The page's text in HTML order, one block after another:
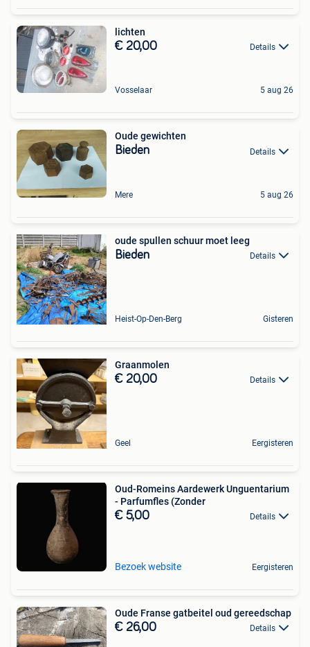
lichten
€ 20,00 Details
Vosselaar 5 aug 26
Oude gewichten
Bieden Details
Mere 5 aug 26
oude spullen schuur moet leeg
Bieden Details
Heist-Op-Den-Berg Gisteren
Graanmolen
€ 20,00 Details
Geel Eergisteren
Oud-Romeins Aardewerk Unguentarium
- Parfumfles (Zonder
€ 5,00 Details
Bezoek website Eergisteren
Oude Franse gatbeitel oud gereedschap
€ 26,00 Details